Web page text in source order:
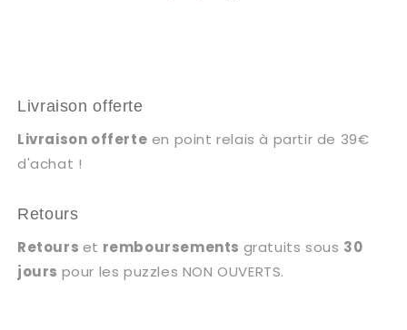
Livraison offerte
Livraison offerte en point relais à partir de 39€
d'achat !
Retours
Retours et remboursements gratuits sous 30
jours pour les puzzles NON OUVERTS.